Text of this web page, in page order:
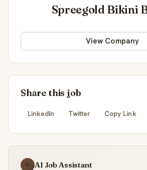
Spreegold Bikini
View Company
Share this job
LinkedIn Twitter Copy Link
☕ AI Job Assistant